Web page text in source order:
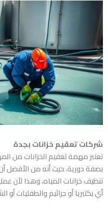
شركات تعقيم خزانات بجدة
تعتبر مهمة تعقيم الخزانات من
بصفة دورية، حيث أنه من الأفضل
تنظيف خزانات المياه، وهذا لأن
أي بكتيريا أو جراثيم والطفليات أو